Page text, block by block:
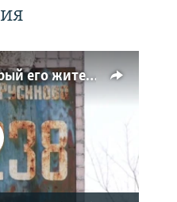
Как живет город, который его жители никогда не видели. Неизвестная Россия
available